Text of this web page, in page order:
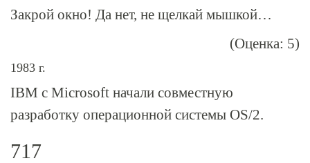
Закрой окно! Да нет, не щелкай мышкой…
(Оценка: 5)
1983 г.
IBM с Microsoft начали совместную
разработку операционной системы OS/2.
717